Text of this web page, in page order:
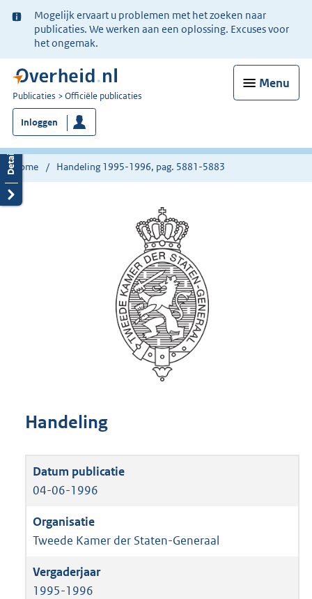
Ter
informatie:
Mogelijk ervaart u problemen met het zoeken naar
publicaties. We werken aan een oplossing. Excuses voor
het ongemak.
Menu
U
bent
nu
hier:
Publicaties Officiële publicaties
Inloggen
Home Handeling 1995-1996, pag. 5881-5883
Handeling
04-06-1996
Tweede Kamer der Staten-Generaal
1995-1996